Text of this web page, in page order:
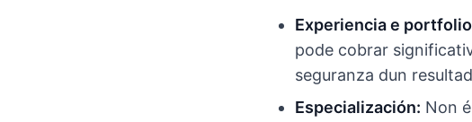
Experiencia e
pode cobrar
seguranza dun
Especialización: Non